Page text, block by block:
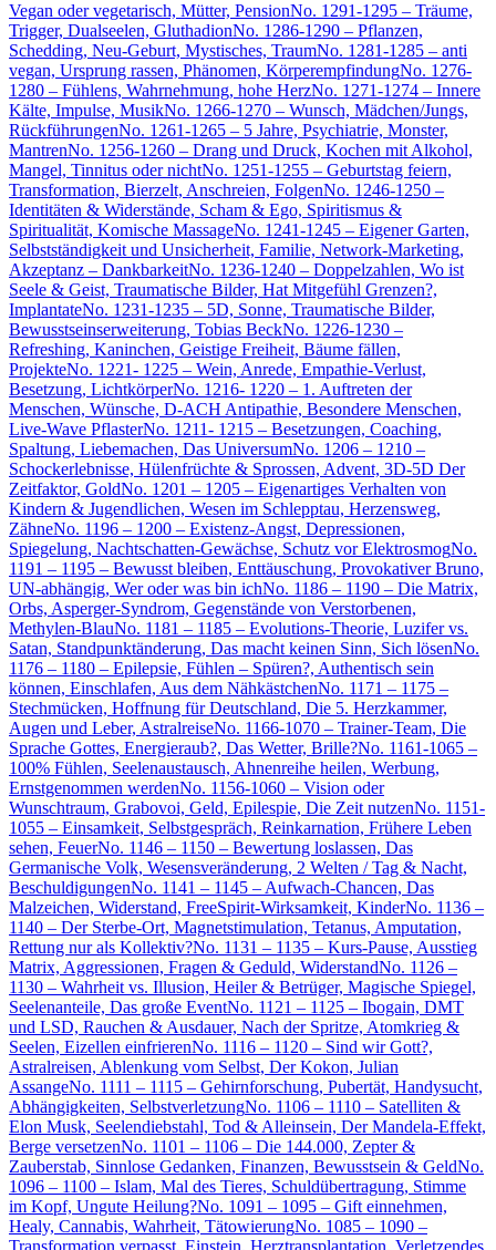
Vegan oder vegetarisch, Mütter, PensionNo. 1291-1295 – Träume,
Trigger, Dualseelen, GluthadionNo. 1286-1290 – Pflanzen,
Schedding, Neu-Geburt, Mystisches, TraumNo. 1281-1285 – anti
vegan, Ursprung rassen, Phänomen, KörperempfindungNo. 1276-
1280 – Fühlens, Wahrnehmung, hohe HerzNo. 1271-1274 – Innere
Kälte, Impulse, MusikNo. 1266-1270 – Wunsch, Mädchen/Jungs,
RückführungenNo. 1261-1265 – 5 Jahre, Psychiatrie, Monster,
MantrenNo. 1256-1260 – Drang und Druck, Kochen mit Alkohol,
Mangel, Tinnitus oder nichtNo. 1251-1255 – Geburtstag feiern,
Transformation, Bierzelt, Anschreien, FolgenNo. 1246-1250 –
Identitäten & Widerstände, Scham & Ego, Spiritismus &
Spiritualität, Komische MassageNo. 1241-1245 – Eigener Garten,
Selbstständigkeit und Unsicherheit, Familie, Network-Marketing,
Akzeptanz – DankbarkeitNo. 1236-1240 – Doppelzahlen, Wo ist
Seele & Geist, Traumatische Bilder, Hat Mitgefühl Grenzen?,
ImplantateNo. 1231-1235 – 5D, Sonne, Traumatische Bilder,
Bewusstseinserweiterung, Tobias BeckNo. 1226-1230 –
Refreshing, Kaninchen, Geistige Freiheit, Bäume fällen,
ProjekteNo. 1221- 1225 – Wein, Anrede, Empathie-Verlust,
Besetzung, LichtkörperNo. 1216- 1220 – 1. Auftreten der
Menschen, Wünsche, D-ACH Antipathie, Besondere Menschen,
Live-Wave PflasterNo. 1211- 1215 – Besetzungen, Coaching,
Spaltung, Liebemachen, Das UniversumNo. 1206 – 1210 –
Schockerlebnisse, Hülenfrüchte & Sprossen, Advent, 3D-5D Der
Zeitfaktor, GoldNo. 1201 – 1205 – Eigenartiges Verhalten von
Kindern & Jugendlichen, Wesen im Schlepptau, Herzensweg,
ZähneNo. 1196 – 1200 – Existenz-Angst, Depressionen,
Spiegelung, Nachtschatten-Gewächse, Schutz vor ElektrosmogNo.
1191 – 1195 – Bewusst bleiben, Enttäuschung, Provokativer Bruno,
UN-abhängig, Wer oder was bin ichNo. 1186 – 1190 – Die Matrix,
Orbs, Asperger-Syndrom, Gegenstände von Verstorbenen,
Methylen-BlauNo. 1181 – 1185 – Evolutions-Theorie, Luzifer vs.
Satan, Standpunktänderung, Das macht keinen Sinn, Sich lösenNo.
1176 – 1180 – Epilepsie, Fühlen – Spüren?, Authentisch sein
können, Einschlafen, Aus dem NähkästchenNo. 1171 – 1175 –
Stechmücken, Hoffnung für Deutschland, Die 5. Herzkammer,
Augen und Leber, AstralreiseNo. 1166-1070 – Trainer-Team, Die
Sprache Gottes, Energieraub?, Das Wetter, Brille?No. 1161-1065 –
100% Fühlen, Seelenaustausch, Ahnenreihe heilen, Werbung,
Ernstgenommen werdenNo. 1156-1060 – Vision oder
Wunschtraum, Grabovoi, Geld, Epilespie, Die Zeit nutzenNo. 1151-
1055 – Einsamkeit, Selbstgespräch, Reinkarnation, Frühere Leben
sehen, FeuerNo. 1146 – 1150 – Bewertung loslassen, Das
Germanische Volk, Wesensveränderung, 2 Welten / Tag & Nacht,
BeschuldigungenNo. 1141 – 1145 – Aufwach-Chancen, Das
Malzeichen, Widerstand, FreeSpirit-Wirksamkeit, KinderNo. 1136 –
1140 – Der Sterbe-Ort, Magnetstimulation, Tetanus, Amputation,
Rettung nur als Kollektiv?No. 1131 – 1135 – Kurs-Pause, Ausstieg
Matrix, Aggressionen, Fragen & Geduld, WiderstandNo. 1126 –
1130 – Wahrheit vs. Illusion, Heiler & Betrüger, Magische Spiegel,
Seelenanteile, Das große EventNo. 1121 – 1125 – Ibogain, DMT
und LSD, Rauchen & Ausdauer, Nach der Spritze, Atomkrieg &
Seelen, Eizellen einfrierenNo. 1116 – 1120 – Sind wir Gott?,
Astralreisen, Ablenkung vom Selbst, Der Kokon, Julian
AssangeNo. 1111 – 1115 – Gehirnforschung, Pubertät, Handysucht,
Abhängigkeiten, SelbstverletzungNo. 1106 – 1110 – Satelliten &
Elon Musk, Seelendiebstahl, Tod & Alleinsein, Der Mandela-Effekt,
Berge versetzenNo. 1101 – 1106 – Die 144.000, Zepter &
Zauberstab, Sinnlose Gedanken, Finanzen, Bewusstsein & GeldNo.
1096 – 1100 – Islam, Mal des Tieres, Schuldübertragung, Stimme
im Kopf, Ungute Heilung?No. 1091 – 1095 – Gift einnehmen,
Healy, Cannabis, Wahrheit, TätowierungNo. 1085 – 1090 –
Transformation verpasst, Einstein, Herztransplantation, Verletzendes